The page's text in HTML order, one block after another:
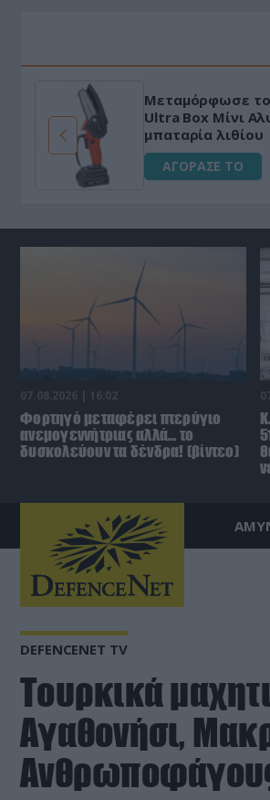
Μεταμόρφωσε
Ultra Box Μίνι
μπαταρία λιθίου
ΑΓΟΡΑΣΕ ΤΟ
07.08.2026 | 16:02
Φορτηγό μεταφέρει πτερύγιο
ανεμογεννήτριας αλλά… το
δυσκολεύουν τα δένδρα! (βίντεο)
DEFENCENET TV
Τουρκικά
Αγαθονήσι,